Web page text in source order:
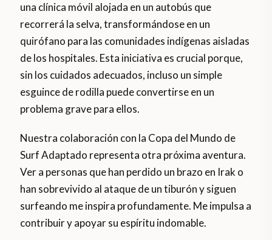
una clínica móvil alojada en un autobús que
recorrerá la selva, transformándose en un
quirófano para las comunidades indígenas aisladas
de los hospitales. Esta iniciativa es crucial porque,
sin los cuidados adecuados, incluso un simple
esguince de rodilla puede convertirse en un
problema grave para ellos.
Nuestra colaboración con la Copa del Mundo de
Surf Adaptado representa otra próxima aventura.
Ver a personas que han perdido un brazo en Irak o
han sobrevivido al ataque de un tiburón y siguen
surfeando me inspira profundamente. Me impulsa a
contribuir y apoyar su espíritu indomable.